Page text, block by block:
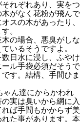
れぞれあり、実をつ
がなく花粉が飛んで
スの木があったり、
。
の場合、悪臭がしな
いるそうですよ。
日水に浸し、ふやけ
ル手袋必須だそうで
す。結構、手間ひま
ゃん達にからかわれ
実は臭いから網に入
ば手間もかからず美
た事があります。本